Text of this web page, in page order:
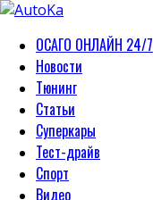
ОСАГО ОНЛАЙН 24/7
Новости
Тюнинг
Статьи
Суперкары
Тест-драйв
Спорт
Видео